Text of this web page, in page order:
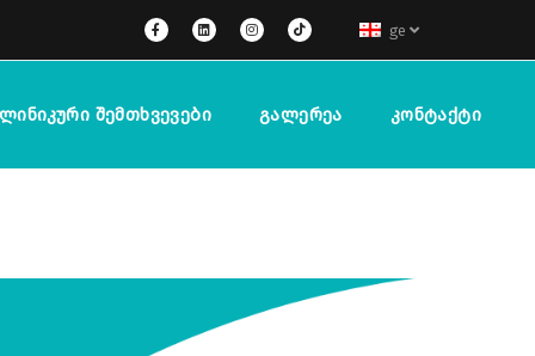
ge
Შემთხვევები Გალერეა Კონტაქტი